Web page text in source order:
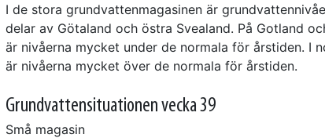
I de stora grundvattenmagasinen är
delar av Götaland och östra Svealand. På Gotland
är nivåerna mycket under de normala för årstiden. I
är nivåerna mycket över de normala för årstiden.
Grundvattensituationen vecka 39
Små magasin